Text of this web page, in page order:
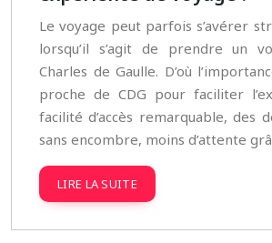
Le voyage peut parfois s’avérer
lorsqu’il s’agit de prendre un
Charles de Gaulle. D’où
proche de CDG pour faciliter
facilité d’accès remarquable, des
sans encombre, moins d’attente
LIRE LA SUITE